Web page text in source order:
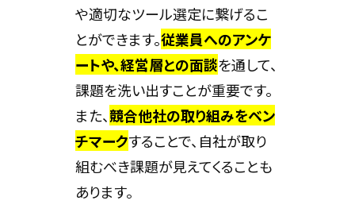
や適切なツール選定に繋げるこ
とができます。従業員へのアンケ
ートや、経営層との面談を通して、
課題を洗い出すことが重要です。
また、競合他社の取り組みをベン
チマークすることで、自社が取り
組むべき課題が見えてくることも
あります。